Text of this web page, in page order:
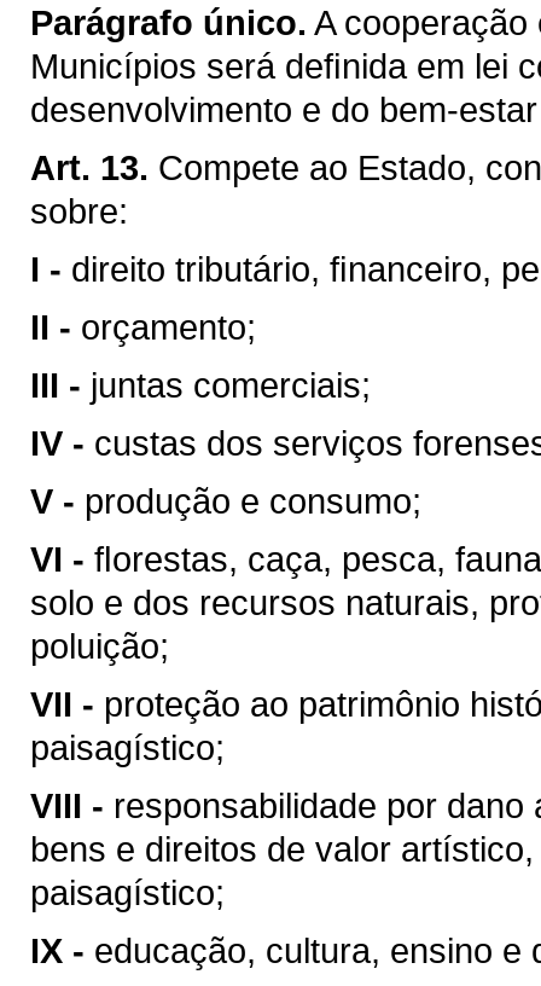
Parágrafo único. A cooperação
Municípios será deﬁnida em lei
desenvolvimento e do bem-
Art. 13. Compete ao Estado,
sobre:
I - direito tributário, ﬁnanceiro,
II - orçamento;
III - juntas comerciais;
IV - custas dos serviços
V - produção e consumo;
VI - ﬂorestas, caça, pesca,
solo e dos recursos naturais,
poluição;
VII - proteção ao patrimônio
paisagístico;
VIII - responsabilidade por
bens e direitos de valor
paisagístico;
IX - educação, cultura, ensino e